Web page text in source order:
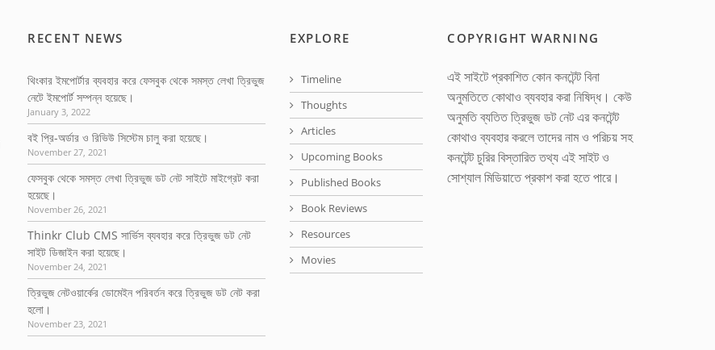
RECENT NEWS
থিংকার ইমপোর্টার ব্যবহার করে ফেসবুক থেকে সমস্ত লেখা ত্রিভুজ
নেটে ইমপোর্ট সম্পন্ন হয়েছে।
January 3, 2022
বই প্রি-অর্ডার ও রিভিউ সিস্টেম চালু করা হয়েছে।
November 27, 2021
ফেসবুক থেকে সমস্ত লেখা ত্রিভুজ ডট নেট সাইটে মাইগ্রেট করা
হয়েছে।
November 26, 2021
Thinkr Club CMS সার্ভিস ব্যবহার করে ত্রিভুজ ডট নেট
সাইট ডিজাইন করা হয়েছে।
November 24, 2021
ত্রিভুজ নেটওয়ার্কের ডোমেইন পরিবর্তন করে ত্রিভুজ ডট নেট করা
হলো।
November 23, 2021
EXPLORE
Timeline
Thoughts
Articles
Upcoming Books
Published Books
Book Reviews
Resources
Movies
COPYRIGHT WARNING
এই সাইটে প্রকাশিত কোন কনটেন্ট বিনা
অনুমতিতে কোথাও ব্যবহার করা নিষিদ্ধ। কেউ
অনুমতি ব্যতিত ত্রিভুজ ডট নেট এর কনটেন্ট
কোথাও ব্যবহার করলে তাদের নাম ও পরিচয় সহ
কনটেন্ট চুরির বিস্তারিত তথ্য এই সাইট ও
সোশ্যাল মিডিয়াতে প্রকাশ করা হতে পারে।